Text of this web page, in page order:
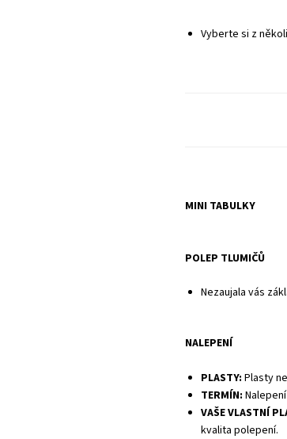
Vyberte si z
MINI TABULKY
POLEP TLUMIČŮ
Nezaujala vás
NALEPENÍ
PLASTY: Plasty
TERMÍN:
VAŠE VLASTNÍ
kvalita polepení.